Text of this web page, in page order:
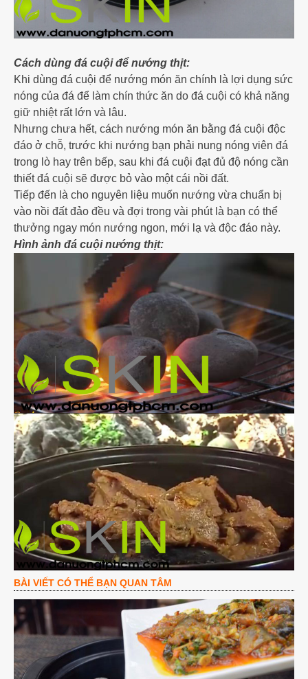
Cách dùng đá cuội để nướng thịt:
Khi dùng đá cuội để nướng món ăn chính là lợi dụng sức
nóng của đá để làm chín thức ăn do đá cuội có khả năng
giữ nhiệt rất lớn và lâu.
Nhưng chưa hết, cách nướng món ăn bằng đá cuội độc
đáo ở chỗ, trước khi nướng bạn phải nung nóng viên đá
trong lò hay trên bếp, sau khi đá cuội đạt đủ độ nóng cần
thiết đá cuội sẽ được bỏ vào một cái nồi đất.
Tiếp đến là cho nguyên liệu muốn nướng vừa chuẩn bị
vào nồi đất đảo đều và đợi trong vài phút là bạn có thể
thưởng ngay món nướng ngon, mới lạ và độc đáo này.
Hình ảnh đá cuội nướng thịt:
BÀI VIẾT CÓ THỂ BẠN QUAN TÂM